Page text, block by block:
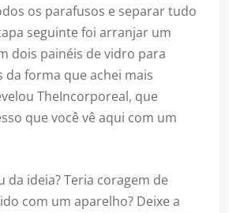
os parafusos e separar tudo
seguinte foi arranjar um
dois painéis de vidro para
da forma que achei mais
TheIncorporeal, que
que você vê aqui com um
da ideia? Teria coragem de
com um aparelho? Deixe a